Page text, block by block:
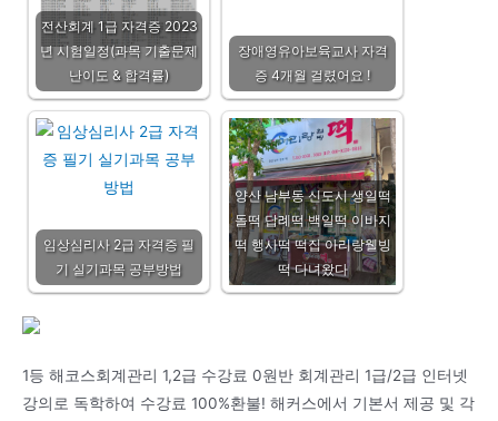
전산회계 1급 자격증 2023
년 시험일정(과목 기출문제
난이도 & 합격률)
장애영유아보육교사 자격
증 4개월 걸렸어요 !
임상심리사 2급 자격증 필
기 실기과목 공부방법
양산 남부동 신도시 생일떡
돌떡 답례떡 백일떡 이바지
떡 행사떡 떡집 아리랑웰빙
떡 다녀왔다
1등 해코스회계관리 1,2급 수강료 0원반 회계관리 1급/2급 인터넷
강의로 독학하여 수강료 100%환불! 해커스에서 기본서 제공 및 각